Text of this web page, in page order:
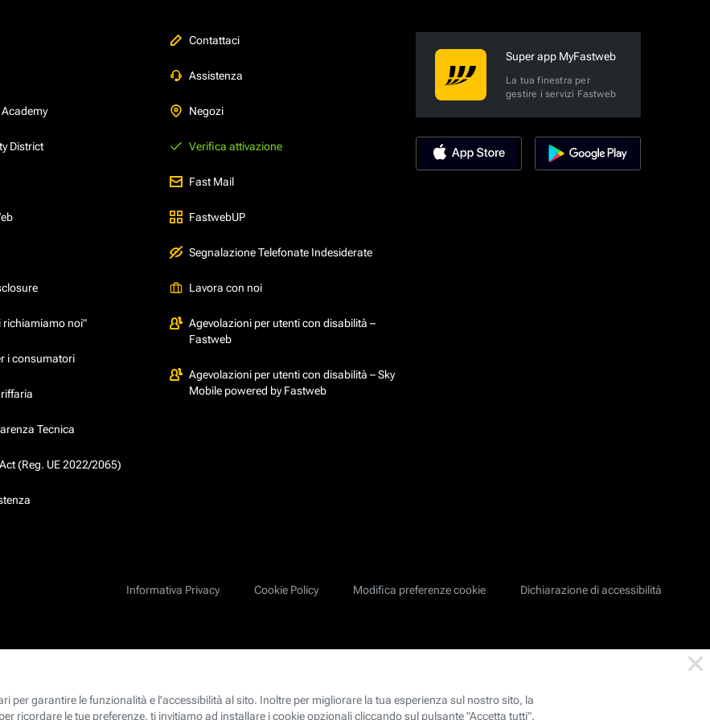
District
richiamiamo noi"
i consumatori
Tecnica
(Reg. UE 2022/2065)
Contattaci
Assistenza
Negozi
Verifica attivazione
Fast Mail
FastwebUP
Segnalazione Telefonate Indesiderate
Lavora con noi
Agevolazioni per utenti con disabilità –
Fastweb
Agevolazioni per utenti con disabilità – Sky
Mobile powered by Fastweb
Super app MyFastweb
La tua finestra per
gestire i servizi Fastweb
Informativa Privacy
Cookie Policy Modifica preferenze cookie Dichiarazione di accessibilità